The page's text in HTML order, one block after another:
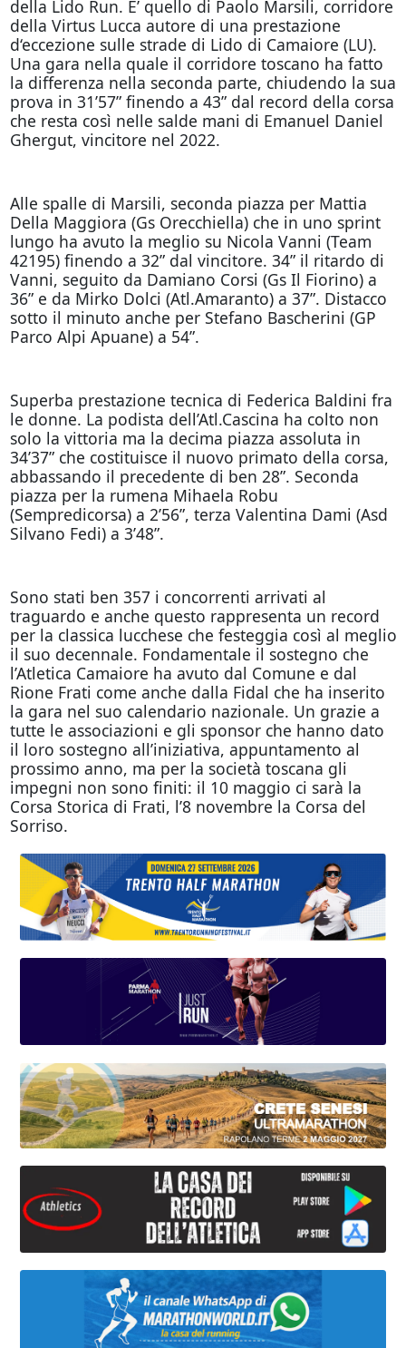
della Lido Run. E’ quello di Paolo Marsili, corridore
della Virtus Lucca autore di una prestazione
d‘eccezione sulle strade di Lido di Camaiore (LU).
Una gara nella quale il corridore toscano ha fatto
la differenza nella seconda parte, chiudendo la sua
prova in 31’57” finendo a 43” dal record della corsa
che resta così nelle salde mani di Emanuel Daniel
Ghergut, vincitore nel 2022.
Alle spalle di Marsili, seconda piazza per Mattia
Della Maggiora (Gs Orecchiella) che in uno sprint
lungo ha avuto la meglio su Nicola Vanni (Team
42195) finendo a 32” dal vincitore. 34” il ritardo di
Vanni, seguito da Damiano Corsi (Gs Il Fiorino) a
36” e da Mirko Dolci (Atl.Amaranto) a 37”. Distacco
sotto il minuto anche per Stefano Bascherini (GP
Parco Alpi Apuane) a 54”.
Superba prestazione tecnica di Federica Baldini fra
le donne. La podista dell’Atl.Cascina ha colto non
solo la vittoria ma la decima piazza assoluta in
34’37” che costituisce il nuovo primato della corsa,
abbassando il precedente di ben 28”. Seconda
piazza per la rumena Mihaela Robu
(Sempredicorsa) a 2’56”, terza Valentina Dami (Asd
Silvano Fedi) a 3’48”.
Sono stati ben 357 i concorrenti arrivati al
traguardo e anche questo rappresenta un record
per la classica lucchese che festeggia così al meglio
il suo decennale. Fondamentale il sostegno che
l’Atletica Camaiore ha avuto dal Comune e dal
Rione Frati come anche dalla Fidal che ha inserito
la gara nel suo calendario nazionale. Un grazie a
tutte le associazioni e gli sponsor che hanno dato
il loro sostegno all’iniziativa, appuntamento al
prossimo anno, ma per la società toscana gli
impegni non sono finiti: il 10 maggio ci sarà la
Corsa Storica di Frati, l’8 novembre la Corsa del
Sorriso.